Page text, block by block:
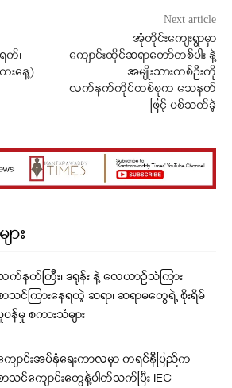
က်၊
းနေ့)
Next article
အုံတိုင်းကျေးရွာမှာ
ကျောင်းထိုင်ဆရာတော်တစ်ပါး နဲ့
အမျိုးသားတစ်ဦးကို
လက်နက်ကိုင်တစ်စုက သေနတ်
ဖြင့် ပစ်သတ်ခဲ့
း
က်နက်ကြီး၊ ဒရုန်း နဲ့ လေယာဉ်သံကြား
ာသင်ကြားနေရတဲ့ ဆရာ၊ ဆရာမတွေရဲ့ စိုးရိမ်
ပန်မှု စကားသံများ
ျောင်းအပ်နှံရေးကာလမှာ ကရင်နီပြည်က
ာသင်ကျောင်းတွေနဲ့ပါတ်သက်ပြီး IEC